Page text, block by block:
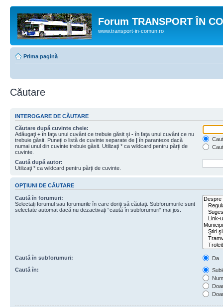
Forum TRANSPORT ÎN
www.transport-in-comun.ro
Prima pagină
Căutare
INTEROGARE DE CĂUTARE
Căutare după cuvinte cheie:
Adăugaţi + în faţa unui cuvânt ce trebuie găsit şi - în faţa unui cuvânt ce nu
trebuie găsit. Puneţi o listă de cuvinte separate de | în paranteze dacă
numai unul din cuvinte trebuie găsit. Utilizaţi * ca wildcard pentru părţi de
cuvinte.
Caută după autor:
Utilizaţi * ca wildcard pentru părţi de cuvinte.
OPŢIUNI DE CĂUTARE
Caută în forumuri:
Selectaţi forumul sau forumurile în care doriţi să căutaţi. Subforumurile sunt
selectate automat dacă nu dezactivaţi “caută în subforumuri“ mai jos.
Caută în subforumuri:
Da
Caută în: